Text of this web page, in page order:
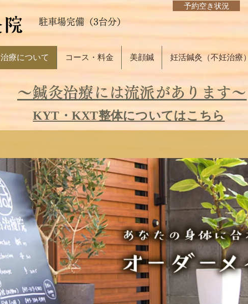
駐車場完備（3台分）
予約空き状況
治療について コース・料金 美顔鍼 妊活鍼灸（不妊治療
～鍼灸治療には流派があります～
KYT・KXT整体についてはこちら